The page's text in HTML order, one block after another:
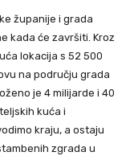
županije i grada
kada će završiti. Kroz
lokacija s 52 500
na području grada
je 4 milijarde i 40
kuća i
kraju, a ostaju
zgrada u